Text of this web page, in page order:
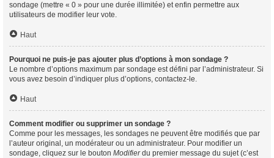
sondage (mettre « 0 » pour une durée illimitée) et enfin permettre aux
utilisateurs de modifier leur vote.
Haut
Pourquoi ne puis-je pas ajouter plus d’options à mon sondage ?
Le nombre d’options maximum par sondage est défini par l’administrateur. Si
vous avez besoin d’indiquer plus d’options, contactez-le.
Haut
Comment modifier ou supprimer un sondage ?
Comme pour les messages, les sondages ne peuvent être modifiés que par
l’auteur original, un modérateur ou un administrateur. Pour modifier un
sondage, cliquez sur le bouton Modifierdu premier message du sujet (c’est